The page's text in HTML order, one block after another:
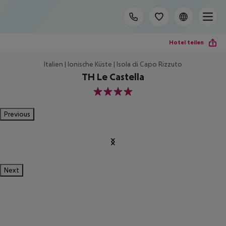
Hotel teilen
Italien | Ionische Küste | Isola di Capo Rizzuto
TH Le Castella
4
Previous
Next